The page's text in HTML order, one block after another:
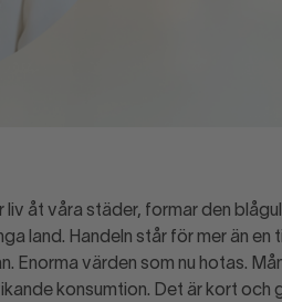
liv åt våra städer, formar den
land. Handeln står för mer än en
Enorma värden som nu hotas.
konsumtion. Det är kort